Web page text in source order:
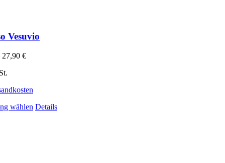
Vesuvio
27,90 €
wählen Dieses Produkt weist mehrere Varianten auf. Die
Details